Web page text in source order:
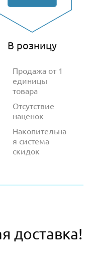
В розницу
Продажа от 1
единицы
товара
Отсутствие
наценок
Накопительна
я система
скидок
доставка!